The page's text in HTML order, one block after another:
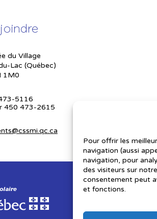
Pour offrir les
navigation (aussi
navigation, pour
des visiteurs sur
consentement peut
et fonctions.
du Village
Lac (Québec)
1M0
5116
450 473-2615